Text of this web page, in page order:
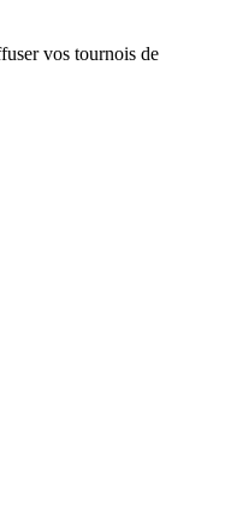
vos tournois de